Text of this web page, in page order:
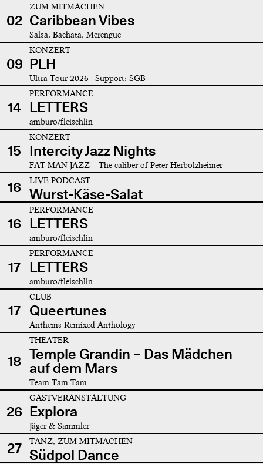
02
ZUM MITMACHEN
Caribbean Vibes
Salsa, Bachata, Merengue
09
KONZERT
PLH
Ultra Tour 2026 | Support: SGB
14
PERFORMANCE
LETTERS
amburo/fleischlin
15
KONZERT
Intercity Jazz Nights
FAT MAN JAZZ – The caliber of Peter Herbolzheimer
16 LIVE-PODCAST
Wurst-Käse-Salat
16
PERFORMANCE
LETTERS
amburo/fleischlin
17
PERFORMANCE
LETTERS
amburo/fleischlin
17
CLUB
Queertunes
Anthems Remixed Anthology
18
THEATER
Temple Grandin – Das Mädchen
auf dem Mars
Team Tam Tam
26
GASTVERANSTALTUNG
Explora
Jäger & Sammler
27 TANZ, ZUM MITMACHEN
Südpol Dance